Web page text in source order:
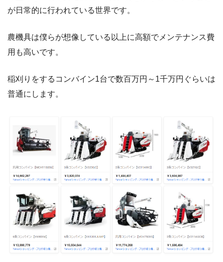
が日常的に行われている世界です。
農機具は僕らが想像している以上に高額でメンテナンス費
用も高いです。
稲刈りをするコンバイン1台で数百万円～1千万円ぐらいは
普通にします。